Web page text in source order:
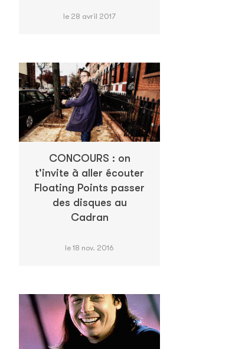
le 28 avril 2017
CONCOURS : on
t'invite à aller écouter
Floating Points passer
des disques au
Cadran
le 18 nov. 2016